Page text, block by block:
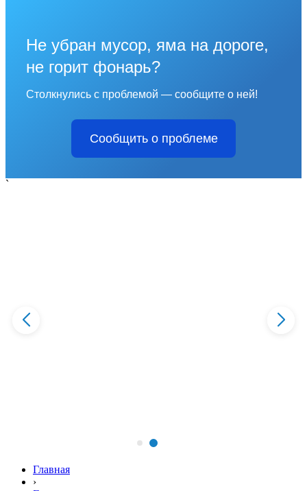
Не убран мусор, яма на дороге,
не горит фонарь?
Столкнулись с проблемой — сообщите о ней!
Сообщить о проблеме
`
Главная
›